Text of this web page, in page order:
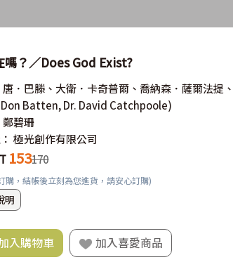
嗎？／Does God Exist?
唐．巴滕、大衛．卡奇普爾、喬納森．薩爾法提
Don Batten, Dr. David Catchpoole)
鄭碧珊
極光創作有限公司
153170
購，結帳後立刻為您進貨，請安心訂購)
明
入購物車 加入喜愛商品